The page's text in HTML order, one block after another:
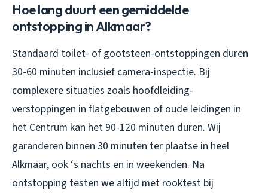
Hoe lang duurt een gemiddelde
ontstopping in Alkmaar?
Standaard toilet- of gootsteen-ontstoppingen duren
30-60 minuten inclusief camera-inspectie. Bij
complexere situaties zoals hoofdleiding-
verstoppingen in flatgebouwen of oude leidingen in
het Centrum kan het 90-120 minuten duren. Wij
garanderen binnen 30 minuten ter plaatse in heel
Alkmaar, ook ‘s nachts en in weekenden. Na
ontstopping testen we altijd met rooktest bij